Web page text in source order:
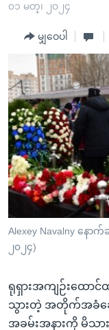
ပင်မ
ကြည့်
ရန်
ပင်မ
အ
ညွန်း
စာမျက်နှာ
သို့
ကျော်
ကြည့်
ရန်
နေရာ
သို့
အစ္စရေး-ပါလက်စတိုင်
အင်္ဂလိပ်စာလေ့လာမ
အမေရိကန်သုံးအီဒီယံ
မကြေးမုံရဲ့ အင်္ဂလိပ်စ
ရုပ်ရှင်ထဲက အင်္ဂလိပ်စ
သုတပဒေသာ အင်္ဂလိပ်
အပတ်စဉ်ကဏ္ဍများ
ရေဒီယို
တီဗွီ
ရေဒီယိုနှင့်ရုပ်သံ အခ
ရေဒီယို/တီဗွီအစီအစဉ်
Learning English
ဗွီအိုအေ လူမှုကွန်ယက်မျ
၀၁ မတ္၊ ၂၀၂၄
မျှဝေပါ
Alexey Navalny နေ
၂၀၂၄)
ရုရှားအကျဉ်းထေ
သွားတဲ့ အတိုက်အခံခေ
အခမ်းအနားကို မိသာ